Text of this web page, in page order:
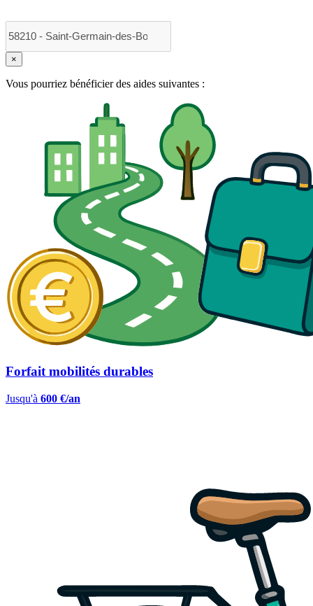
×
Vous pourriez bénéficier des aides suivantes :
Forfait mobilités durables
Jusqu'à 600 €/an